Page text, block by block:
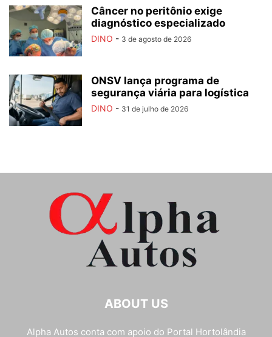
Câncer no peritônio exige
diagnóstico especializado
DINO - 3 de agosto de 2026
ONSV lança programa de
segurança viária para logística
DINO - 31 de julho de 2026
ABOUT US
Alpha Autos conta com apoio do Portal Hortolândia